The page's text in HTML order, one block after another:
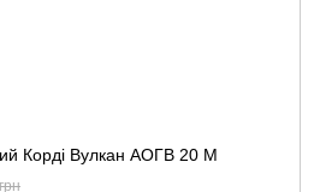
Корді Вулкан АОГВ 20 М